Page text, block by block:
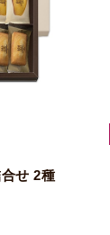
せ 2種